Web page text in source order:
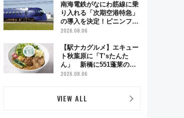
南海電鉄がなにわ筋線に乗
り入れる「次期空港特急」
の導入を決定！ピニンファ
リーナによる日本初の鉄道
2026.08.06
【駅ナカグルメ】エキュー
ト秋葉原に「T’sたんた
ん」 新橋に551蓬莱の
DNAを継ぐ「東京豚饅」、
【2026年8月】
2026.08.06
VIEW ALL